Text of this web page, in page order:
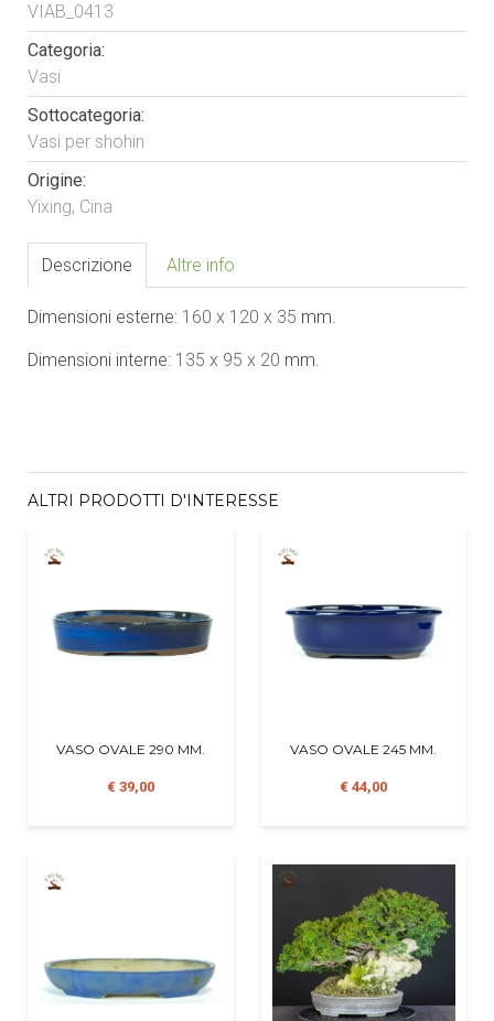
VIAB_0413
Categoria:
Vasi
Sottocategoria:
Vasi per shohin
Origine:
Yixing, Cina
Descrizione Altre info
Dimensioni esterne: 160 x 1 20 x 35 mm.
Dimensioni interne: 135 x 95 x 20 mm.
ALTRI PRODOTTI D'INTERESSE
VASO OVALE 290 MM.
€ 39,00
VASO OVALE 245 MM.
€ 44,00